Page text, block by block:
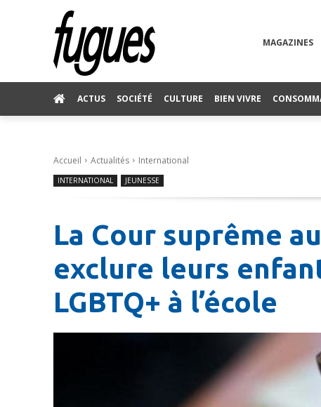
MAGAZINES
ACTUS SOCIÉTÉ CULTURE BIEN VIVRE
Accueil Actualités International
INTERNATIONAL JEUNESSE
La Cour suprême
exclure leurs
LGBTQ+ à l’école